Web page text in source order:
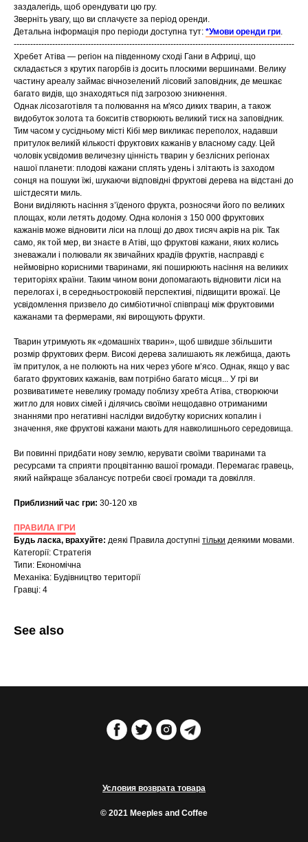
заздалегідь, щоб орендувати цю гру.
Зверніть увагу, що ви сплачуєте за період оренди.
Детальна інформація про періоди доступна тут: *Умови оренди гри.
------------------------------------------------------------------------------------------------------
Хребет Атіва — регіон на південному сході Гани в Африці, що
складається з крутих пагорбів із досить плоскими вершинами. Велику
частину ареалу займає вічнозелений лісовий заповідник, де мешкає
багато видів, що знаходяться під загрозою зникнення.
Однак лісозаготівля та полювання на м'ясо диких тварин, а також
видобуток золота та бокситів створюють великий тиск на заповідник.
Тим часом у сусідньому місті Кібі мер викликає переполох, надавши
притулок великій кількості фруктових кажанів у власному саду. Цей
чоловік усвідомив величезну цінність тварин у безлісних регіонах
нашої планети: плодові кажани сплять удень і злітають із заходом
сонця на пошуки їжі, шукаючи відповідні фруктові дерева на відстані до
шістдесяти миль.
Вони виділяють насіння з’їденого фрукта, розносячи його по великих
площах, коли летять додому. Одна колонія з 150 000 фруктових
кажанів може відновити ліси на площі до двох тисяч акрів на рік. Так
само, як той мер, ви знаєте в Атіві, що фруктові кажани, яких колись
зневажали і полювали як звичайних крадіїв фруктів, насправді є
неймовірно корисними тваринами, які поширюють насіння на великих
територіях країни. Таким чином вони допомагають відновити ліси на
перелогах і, в середньостроковій перспективі, підвищити врожаї. Це
усвідомлення призвело до симбіотичної співпраці між фруктовими
кажанами та фермерами, які вирощують фрукти.
Тварин утримують як «домашніх тварин», щоб швидше збільшити
розмір фруктових ферм. Високі дерева залишають як лежбища, дають
їм притулок, а не полюють на них через убоге м’ясо. Однак, якщо у вас
багато фруктових кажанів, вам потрібно багато місця... У грі ви
розвиватимете невелику громаду поблизу хребта Атіва, створюючи
житло для нових сімей і ділячись своїми нещодавно отриманими
знаннями про негативні наслідки видобутку корисних копалин і
значення, яке фруктові кажани мають для навколишнього середовища.
Ви повинні придбати нову землю, керувати своїми тваринами та
ресурсами та сприяти процвітанню вашої громади. Перемагає гравець,
який найкраще збалансує потреби своєї громади та довкілля.
Приблизний час гри: 30-120 хв
ПРАВИЛА ІГРИ
Будь ласка, врахуйте: деякі Правила доступні тільки деякими мовами.
Категорії: Стратегія
Типи: Економічна
Механіка: Будівництво території
Гравці: 4
See also
© 2021 Meeples and Coffee
Условия возврата товара